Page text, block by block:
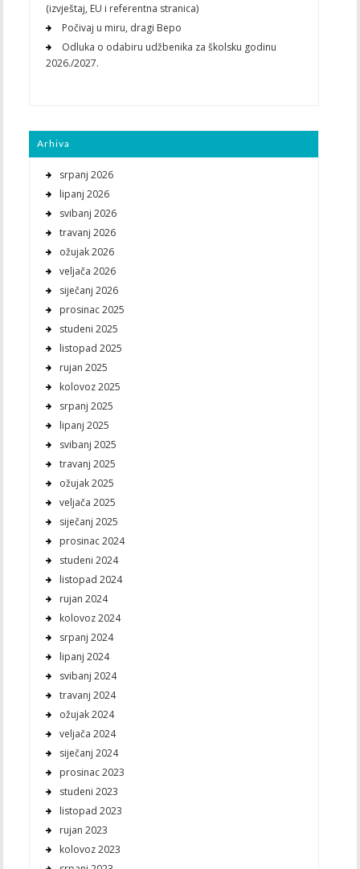
(izvještaj, EU i referentna stranica)
Počivaj u miru, dragi Bepo
Odluka o odabiru udžbenika za školsku godinu
2026./2027.
Arhiva
srpanj 2026
lipanj 2026
svibanj 2026
travanj 2026
ožujak 2026
veljača 2026
siječanj 2026
prosinac 2025
studeni 2025
listopad 2025
rujan 2025
kolovoz 2025
srpanj 2025
lipanj 2025
svibanj 2025
travanj 2025
ožujak 2025
veljača 2025
siječanj 2025
prosinac 2024
studeni 2024
listopad 2024
rujan 2024
kolovoz 2024
srpanj 2024
lipanj 2024
svibanj 2024
travanj 2024
ožujak 2024
veljača 2024
siječanj 2024
prosinac 2023
studeni 2023
listopad 2023
rujan 2023
kolovoz 2023